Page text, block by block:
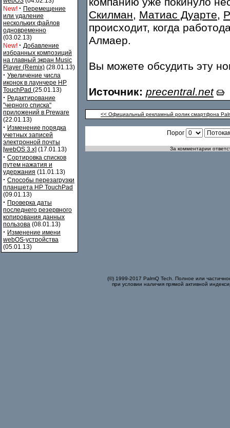
New! · Перемещение
или удаление
нескольких файлов
одновременно
(03.02.13)
New! · Добавление
избранных композиций
на главный экран Music
Player (Remix) (28.01.13)
· Увеличение числа
иконок в лаунчере HP
TouchPad (25.01.13)
· Редактирование
"черного списка"
приложений в Preware
(22.01.13)
· Изменение порядка
учетных записей
электронной почты
[webOS 3.x] (17.01.13)
· Сортировка списков
путем нажатия и
удержания (11.01.13)
· Способы перезагрузки
планшета HP TouchPad
(09.01.13)
· Проверка даты
последнего резервного
копирования данных
пользова (08.01.13)
· Изменение имени
webOS-устройства
(05.01.13)
Скилман, Матиас Дуарте,
происходит, когда
Алмаер.
Вы можете обсудить эту
Источник: precentral.net
<< Официальный рекламный ролик смартфона
Порог
За комментарии
(©) 1999-2017 PalmQ Tech. Полное или
при условии наличия прямой активной